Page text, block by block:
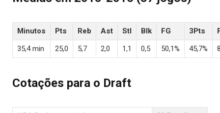
Minutos Pts Reb Ast Stl Blk FG 3Pts
35,4 min
25,0 5,7 2,0 1,1 0,5 50,1% 45,7%
Cotações para o Draft